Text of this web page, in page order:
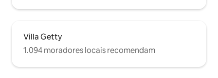
Villa Getty
1.094 moradores locais recomendam